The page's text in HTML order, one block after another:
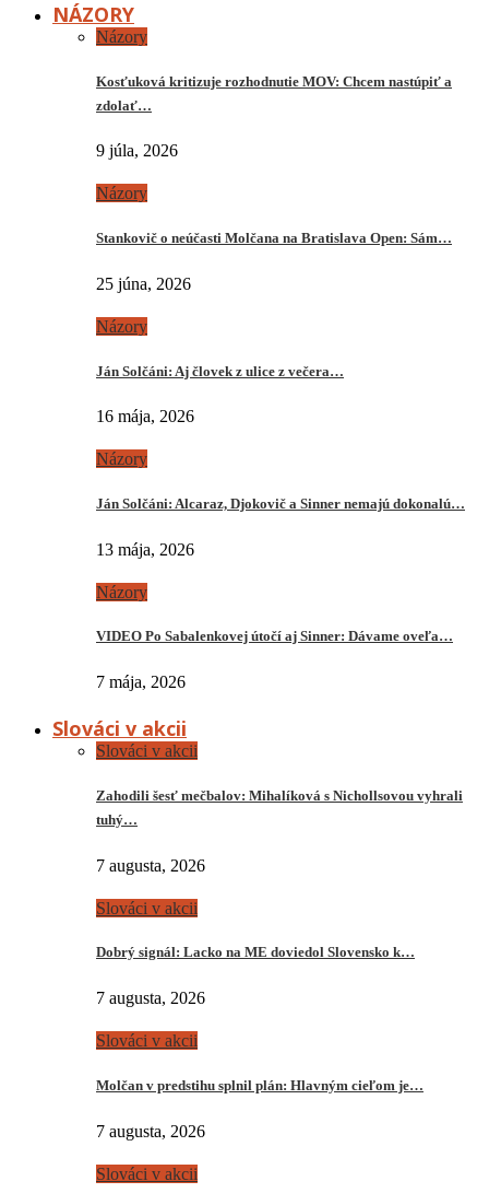
NÁZORY
Názory
Kosťuková kritizuje rozhodnutie MOV: Chcem nastúpiť a
zdolať…
9 júla, 2026
Názory
Stankovič o neúčasti Molčana na Bratislava Open: Sám…
25 júna, 2026
Názory
Ján Solčáni: Aj človek z ulice z večera…
16 mája, 2026
Názory
Ján Solčáni: Alcaraz, Djokovič a Sinner nemajú dokonalú…
13 mája, 2026
Názory
VIDEO Po Sabalenkovej útočí aj Sinner: Dávame oveľa…
7 mája, 2026
Slováci v akcii
Slováci v akcii
Zahodili šesť mečbalov: Mihalíková s Nichollsovou vyhrali
tuhý…
7 augusta, 2026
Slováci v akcii
Dobrý signál: Lacko na ME doviedol Slovensko k…
7 augusta, 2026
Slováci v akcii
Molčan v predstihu splnil plán: Hlavným cieľom je…
7 augusta, 2026
Slováci v akcii